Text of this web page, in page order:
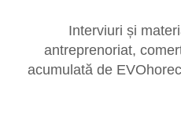
Interviuri și
antreprenoriat,
acumulată de